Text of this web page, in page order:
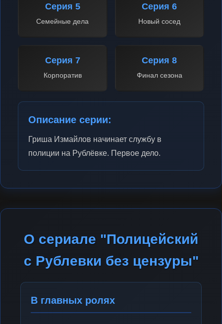
Серия 5
Семейные дела
Серия 6
Новый сосед
Серия 7
Корпоратив
Серия 8
Финал сезона
Описание серии:
Гриша Измайлов начинает службу в
полиции на Рублёвке. Первое дело.
О сериале "Полицейский
с Рублевки без цензуры"
В главных ролях